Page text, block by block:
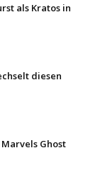
als Kratos in
diesen
Marvels Ghost